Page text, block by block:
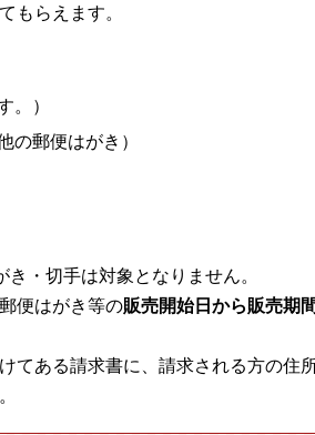
もらえます。
。）
の郵便はがき）
・切手は対象となりません。
便はがき等の販売開始日から販売期
てある請求書に、請求される方の住